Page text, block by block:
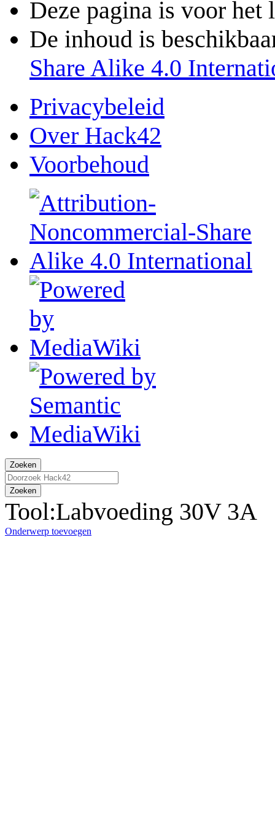
Deze pagina is voor het
De inhoud is
Share Alike 4.0
Privacybeleid
Over Hack42
Voorbehoud
Zoeken
Zoeken
Tool:Labvoeding 30V 3A
Onderwerp toevoegen